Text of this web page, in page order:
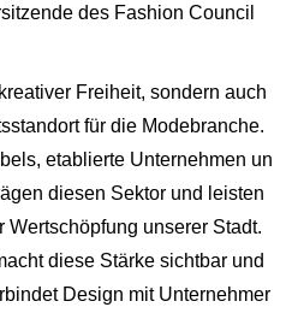
des Fashion Council
Freiheit, sondern auch
für die Modebranche.
etablierte Unternehmen un
diesen Sektor und leisten
unserer Stadt.
diese Stärke sichtbar und
Design mit Unternehmer